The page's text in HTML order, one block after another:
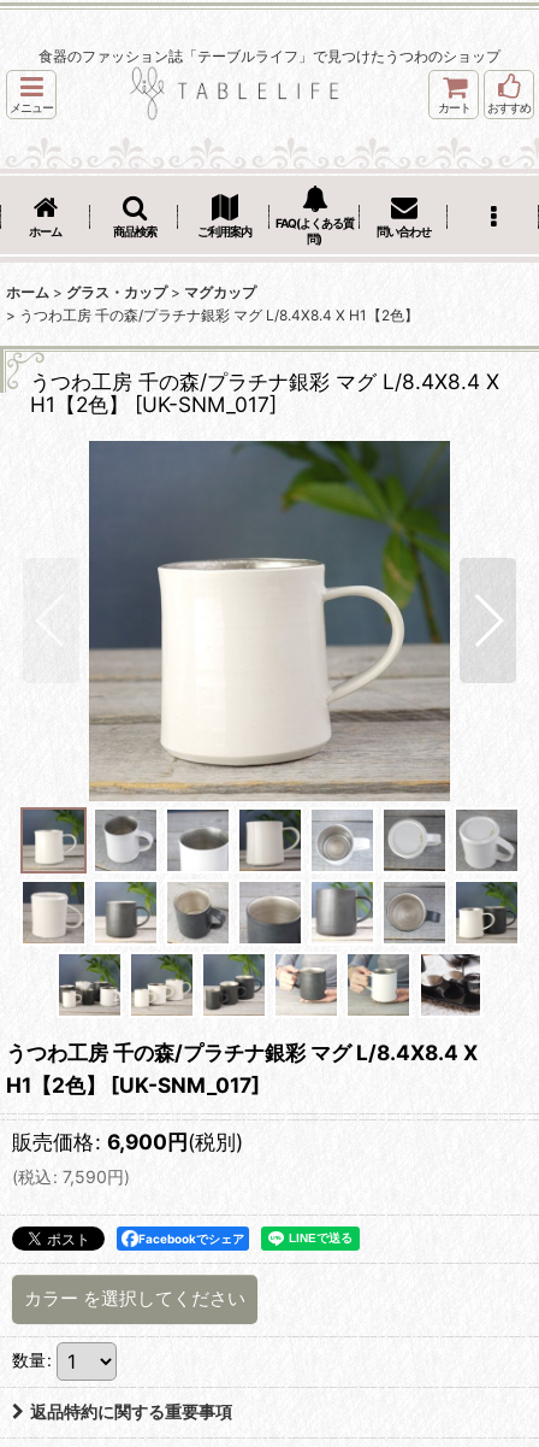
食器のファッション誌「テーブルライフ」で見つけたうつわのショップ
メニュー カート おすすめ
ホーム 商品検索 ご利用案内
FAQ(よくある質
問)
問い合わせ
ホーム > グラス・カップ > マグカップ
> うつわ工房 千の森/プラチナ銀彩 マグ L/8.4X8.4 X H1【2色】
うつわ工房 千の森/プラチナ銀彩 マグ L/8.4X8.4 X
H1【2色】
[UK-SNM_017]
うつわ工房 千の森/プラチナ銀彩 マグ L/8.4X8.4 X
H1【2色】
[UK-SNM_017]
販売価格: 6,900円(税別)
(税込: 7,590円)
Facebookでシェア
カラー を選択してください
数量:
返品特約に関する重要事項